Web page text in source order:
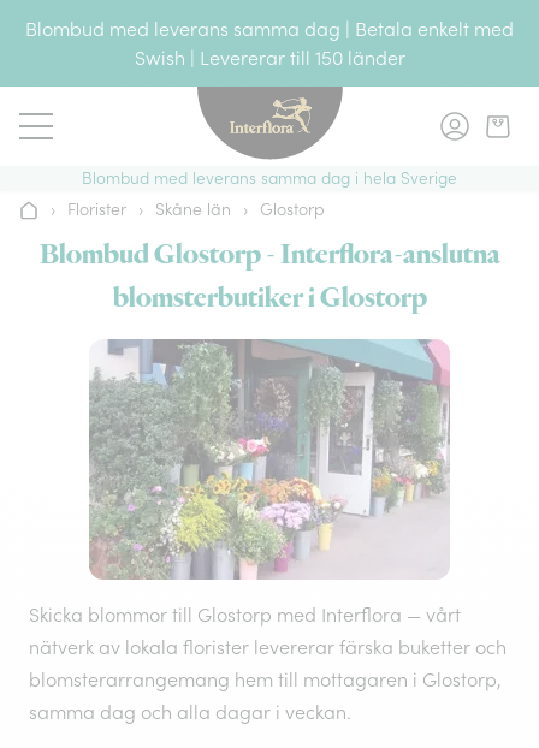
Blombud med leverans samma dag | Betala enkelt med
Swish | Levererar till 150 länder
Blombud med leverans samma dag i hela Sverige
Hem› Florister › Skåne län › Glostorp
Blombud Glostorp - Interflora-anslutna
blomsterbutiker i Glostorp
Skicka blommor till Glostorp med Interflora — vårt
nätverk av lokala florister levererar färska buketter och
blomsterarrangemang hem till mottagaren i Glostorp,
samma dag och alla dagar i veckan.